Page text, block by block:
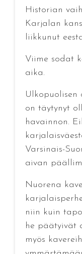
Historian
Karjalan
liikkunut
Viime sodat
aika.
Ulkopuolisen
on täytynyt
havainnon.
Varsinais-
aivan
Nuorena
niin kuin
he päätyivät
myös